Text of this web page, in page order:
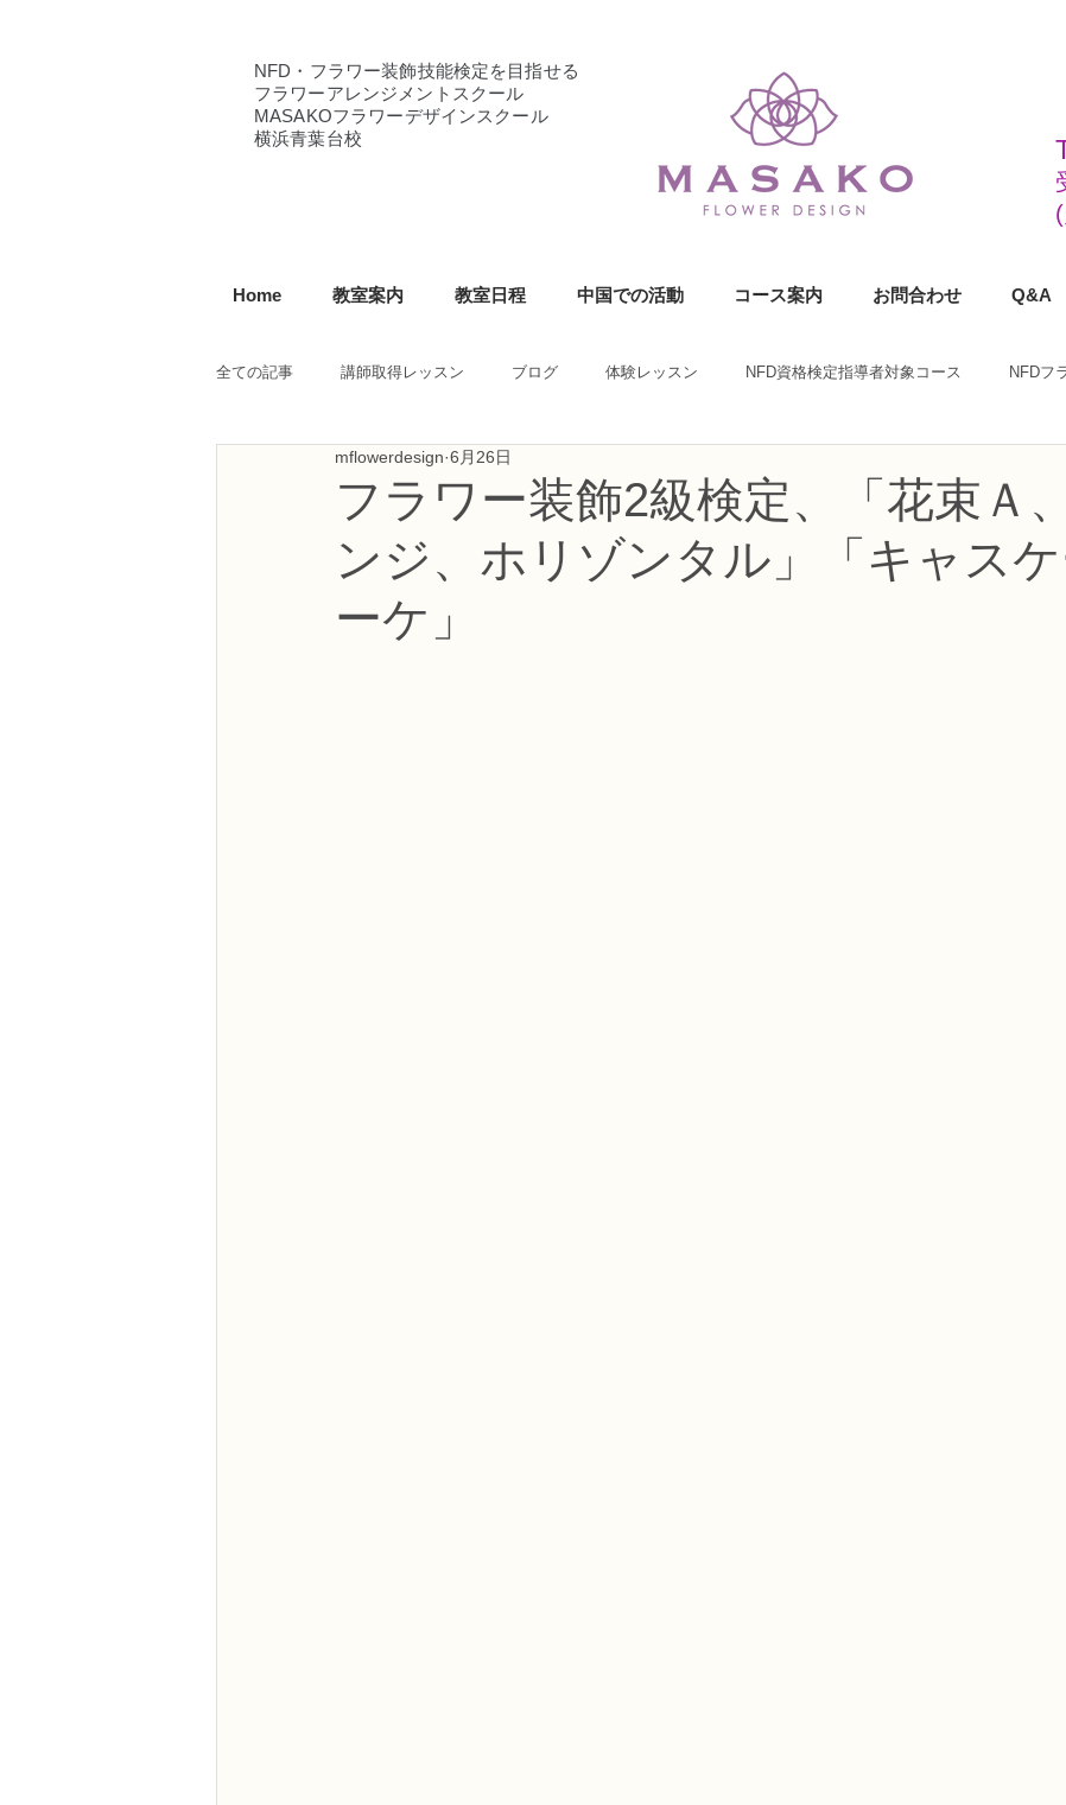
NFD・フラワー装飾技能検定を目指せる
フラワーアレンジメントスクール
MASAKOフラワーデザインスクール
横浜青葉台校
Home 教室案内 教室日程 中国での活動 コース案内 お問合わせ Q&A
全ての記事 講師取得レッスン ブログ 体験レッスン NFD資格検定指導者対象コース NFDフ
NFD講師研究科コース NFDフラワーデザイナー資格検定1級コース
NFDフラワーデザイナー資格検定3級コース フラワー装飾技能検定1級レッスン フラワー装飾技能士検
フラワー装飾2級検定、「花束Ａ
ンジ、ホリゾンタル」「キャス
ーケ」
mflowerdesign 6月26日